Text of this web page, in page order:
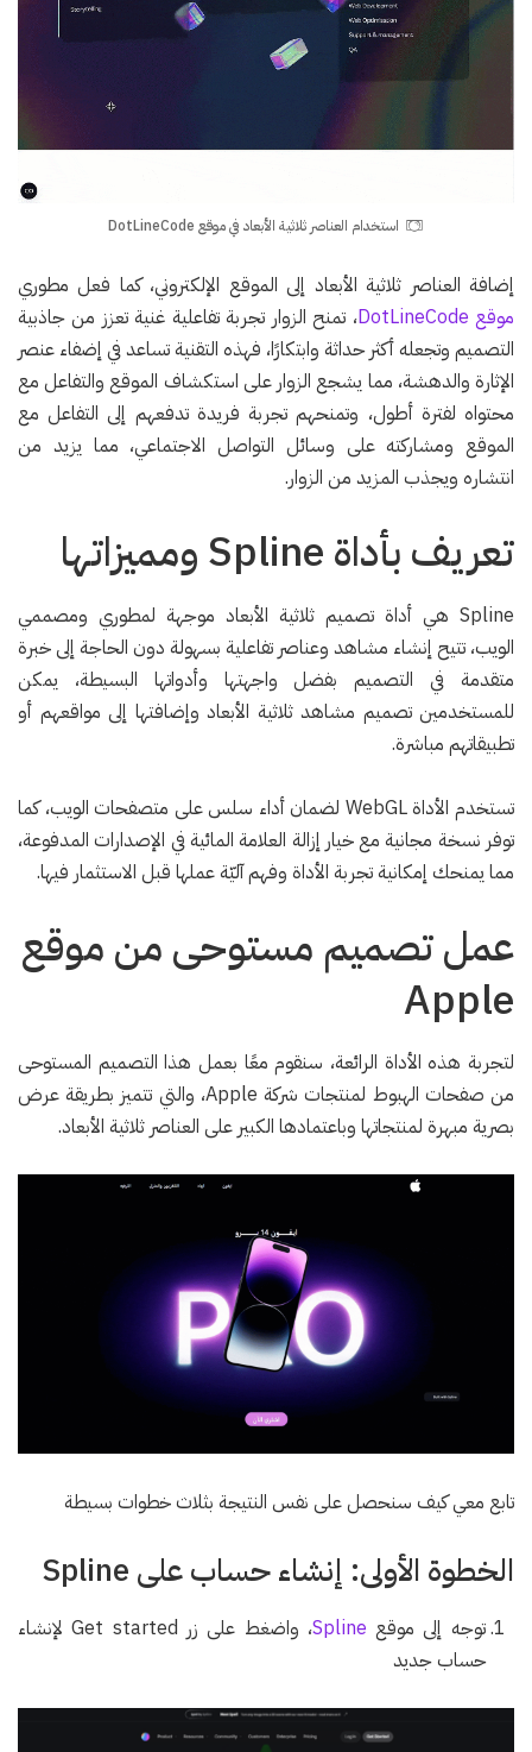
استخدام العناصر ثلاثية الأبعاد في موقع DotLineCode
إضافة العناصر ثلاثية الأبعاد إلى الموقع الإلكتروني، كما فعل مطوري
موقع DotLineCode
، تمنح الزوار تجربة تفاعلية غنية تعزز من جاذبية
التصميم وتجعله أكثر حداثة وابتكارًا، فهذه التقنية تساعد في إضفاء عنصر
الإثارة والدهشة، مما يشجع الزوار على استكشاف الموقع والتفاعل مع
محتواه لفترة أطول، وتمنحهم تجربة فريدة تدفعهم إلى التفاعل مع
الموقع ومشاركته على وسائل التواصل الاجتماعي، مما يزيد من
انتشاره ويجذب المزيد من الزوار.
تعريف بأداة Spline ومميزاتها
Spline هي أداة تصميم ثلاثية الأبعاد موجهة لمطوري ومصممي
الويب، تتيح إنشاء مشاهد وعناصر تفاعلية بسهولة دون الحاجة إلى خبرة
متقدمة في التصميم بفضل واجهتها وأدواتها البسيطة، يمكن
للمستخدمين تصميم مشاهد ثلاثية الأبعاد وإضافتها إلى مواقعهم أو
تطبيقاتهم مباشرة.
تستخدم الأداة WebGL لضمان أداء سلس على متصفحات الويب، كما
توفر نسخة مجانية مع خيار إزالة العلامة المائية في الإصدارات المدفوعة،
مما يمنحك إمكانية تجربة الأداة وفهم آليّة عملها قبل الاستثمار فيها.
عمل تصميم مستوحى من موقع
Apple
لتجربة هذه الأداة الرائعة، سنقوم معًا بعمل هذا التصميم المستوحى
من صفحات الهبوط لمنتجات شركة Apple، والتي تتميز بطريقة عرض
بصرية مبهرة لمنتجاتها وباعتمادها الكبير على العناصر ثلاثية الأبعاد.
تابع معي كيف سنحصل على نفس النتيجة بثلاث خطوات بسيطة
الخطوة الأولى: إنشاء حساب على Spline
توجه إلى موقع Spline
، واضغط على زر Get started لإنشاء
حساب جديد